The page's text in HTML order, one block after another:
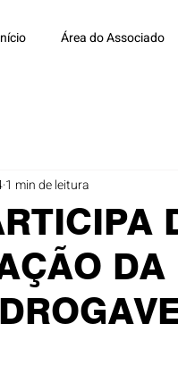
Área do Associado
1 min de leitura